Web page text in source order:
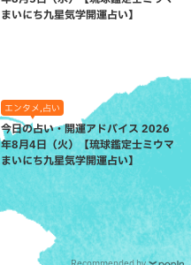
まいにち九星気学開運占い】
エンタメ,占い
今日の占い・開運アドバイス 2026
年8月4日（火）【琉球鑑定士ミウマ
まいにち九星気学開運占い】
Recommended by